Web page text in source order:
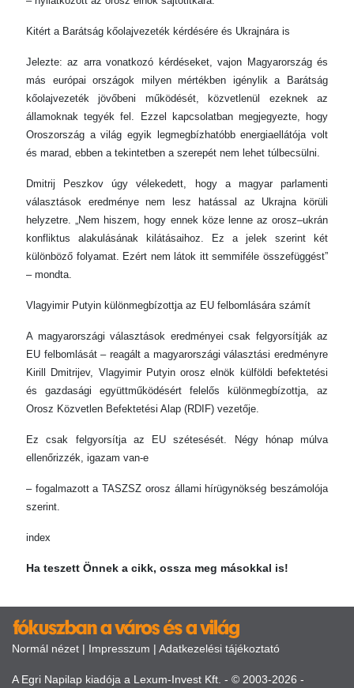
Kitért a Barátság kőolajvezeték kérdésére és Ukrajnára is
Jelezte: az arra vonatkozó kérdéseket, vajon Magyarország és
más európai országok milyen mértékben igénylik a Barátság
kőolajvezeték jövőbeni működését, közvetlenül ezeknek az
államoknak tegyék fel. Ezzel kapcsolatban megjegyezte, hogy
Oroszország a világ egyik legmegbízhatóbb energiaellátója volt
és marad, ebben a tekintetben a szerepét nem lehet túlbecsülni.
Dmitrij Peszkov úgy vélekedett, hogy a magyar parlamenti
választások eredménye nem lesz hatással az Ukrajna körüli
helyzetre. „Nem hiszem, hogy ennek köze lenne az orosz–ukrán
konfliktus alakulásának kilátásaihoz. Ez a jelek szerint két
különböző folyamat. Ezért nem látok itt semmiféle összefüggést”
– mondta.
Vlagyimir Putyin különmegbízottja az EU felbomlására számít
A magyarországi választások eredményei csak felgyorsítják az
EU felbomlását – reagált a magyarországi választási eredményre
Kirill Dmitrijev, Vlagyimir Putyin orosz elnök külföldi befektetési
és gazdasági együttműködésért felelős különmegbízottja, az
Orosz Közvetlen Befektetési Alap (RDIF) vezetője.
Ez csak felgyorsítja az EU szétesését. Négy hónap múlva
ellenőrizzék, igazam van-e
– fogalmazott a TASZSZ orosz állami hírügynökség beszámolója
szerint.
index
Ha teszett Önnek a cikk, ossza meg másokkal is!
Normál nézet | Impresszum | Adatkezelési tájékoztató
A Egri Napilap kiadója a Lexum-Invest Kft. - © 2003-2026 -